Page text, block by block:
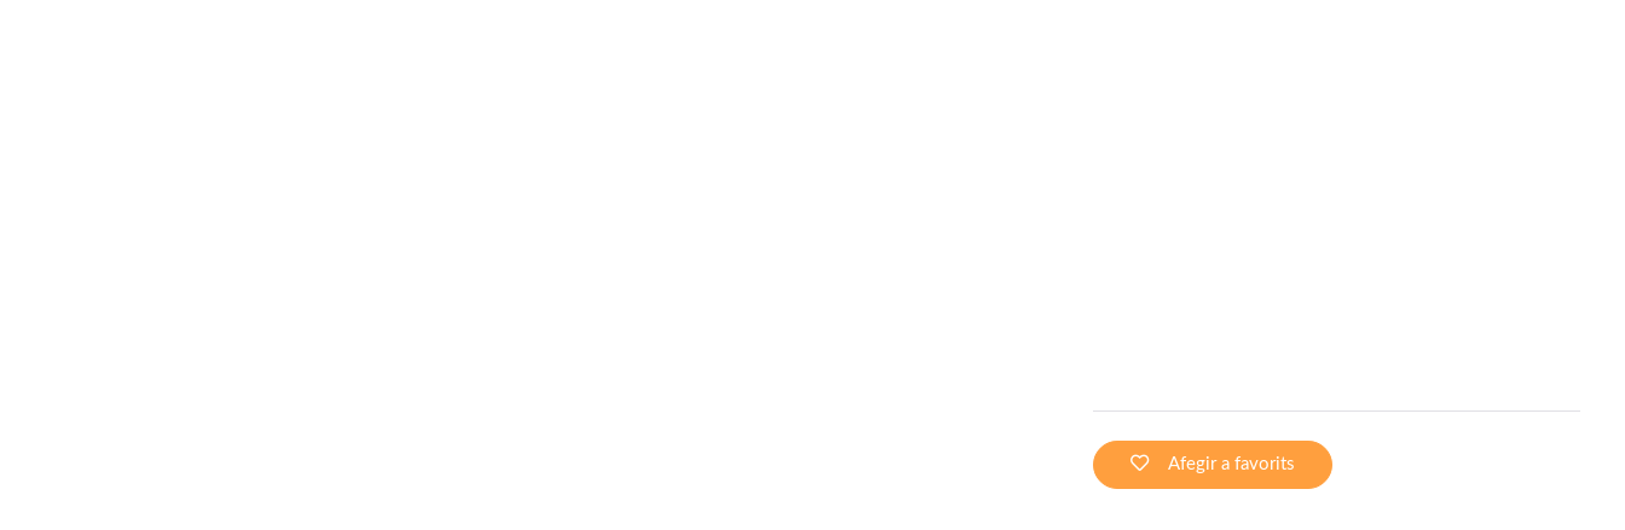
Afegir a favorits